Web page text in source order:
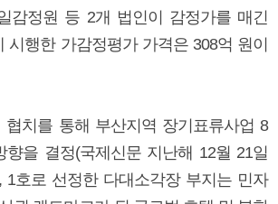
감정원 등 2개 법인이 감정가를 매긴
시행한 가감정평가 가격은 308억 원이
협치를 통해 부산지역 장기표류사업 8
을 결정(국제신문 지난해 12월 21일
1호로 선정한 다대소각장 부지는 민자